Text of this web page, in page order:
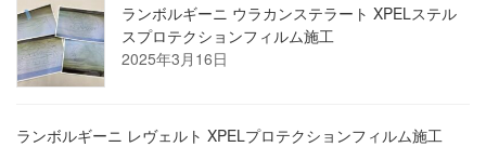
ランボルギーニ ウラカンステラート XPELステル
スプロテクションフィルム施工
2025年3月16日
ランボルギーニ レヴェルト XPELプロテクションフィルム施工